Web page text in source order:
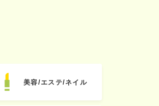
美容/エステ/ネイル